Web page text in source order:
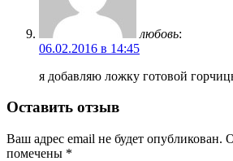
любовь:
06.02.2016 в 14:45
я добавляю ложку готовой
Оставить отзыв
Ваш адрес email не будет опубликован.
помечены *